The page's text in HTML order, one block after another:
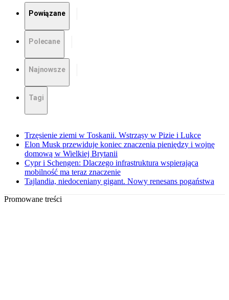
Powiązane
Polecane
Najnowsze
Tagi
Trzęsienie ziemi w Toskanii. Wstrząsy w Pizie i Lukce
Elon Musk przewiduje koniec znaczenia pieniędzy i wojnę
domową w Wielkiej Brytanii
Cypr i Schengen: Dlaczego infrastruktura wspierająca
mobilność ma teraz znaczenie
Tajlandia, niedoceniany gigant. Nowy renesans pogaństwa
Promowane treści